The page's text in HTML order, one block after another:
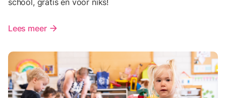
school, gratis en voor niks!
Lees meer arrow_forward